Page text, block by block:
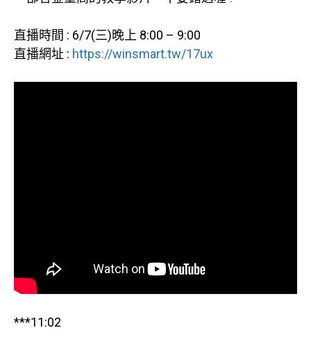
直播時間 : 6/7(三)晚上 8:00 – 9:00
直播網址 : https://winsmart.tw/17ux
***11:02